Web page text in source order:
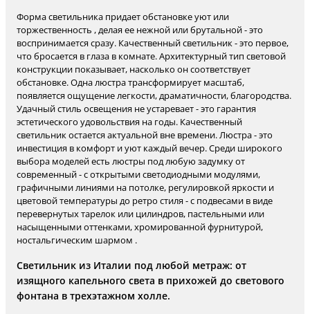
Форма светильника придает обстановке уют или
торжественность , делая ее нежной или брутальной - это
воспринимается сразу. Качественный светильник - это первое,
что бросается в глаза в комнате. Архитектурный тип световой
конструкции показывает, насколько он соответствует
обстановке. Одна люстра трансформирует масштаб,
появляется ощущение легкости, драматичности, благородства.
Удачный стиль освещения не устаревает - это гарантия
эстетического удовольствия на годы. Качественный
светильник остается актуальной вне времени. Люстра - это
инвестиция в комфорт и уют каждый вечер. Среди широкого
выбора моделей есть люстры под любую задумку от
современный - с открытыми светодиодными модулями,
графичными линиями на потолке, регулировкой яркости и
цветовой температуры до ретро стиля - с подвесами в виде
перевернутых тарелок или цилиндров, пастельными или
насыщенными оттенками, хромированной фурнитурой,
ностальгическим шармом .
Светильник из Италии под любой метраж: от
изящного капельного света в прихожей до светового
фонтана в трехэтажном холле.